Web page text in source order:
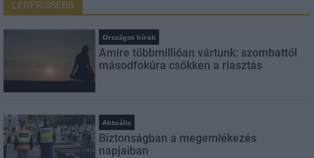
LEGFRISSEBB
Országos hírek
Amire többmillióan vártunk: szombattól
másodfokúra csökken a riasztás
Aktuális
Biztonságban a megemlékezés
napjaiban